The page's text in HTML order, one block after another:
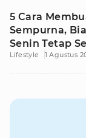
5 Cara
Sempurna,
Senin Tetap
Lifestyle 1 Agustus